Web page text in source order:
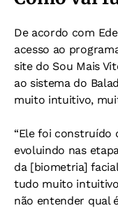
De acordo com
acesso ao
site do Sou Mais
ao sistema do
muito intuitivo,
“Ele foi construído
evoluindo nas
da [biometria]
tudo muito
não entender qual